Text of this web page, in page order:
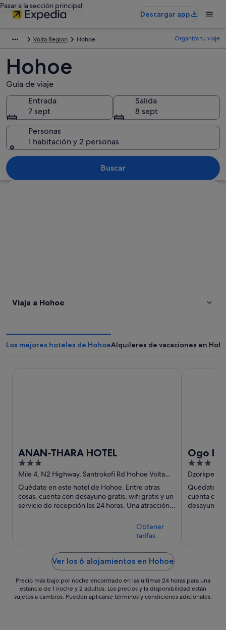
Pasar a la sección principal
Descargar app
Volta Region Hohoe Organiza tu viaje
Hohoe
Guía de viaje
Entrada
7 sept
Salida
8 sept
Personas
1 habitación y 2 personas
Buscar
Viaja a Hohoe
Los mejores hoteles de HohoeAlquileres de vacaciones en
ANAN-THARA HOTEL
3
out
of
5
Mile 4, N2 Highway, Santrokofi Rd Hohoe Volta
Region
Quédate en este hotel de Hohoe. Entre otras
cosas, cuenta con desayuno gratis, wifi gratis y un
servicio de recepción las 24 horas. Una atracción
Obtener
tarifas
Ogo
3
out
of
5
Dzorkpe
Region
Quédate
cuenta con
desayuno.
Ver los 6 alojamientos en Hohoe
Precio más bajo por noche encontrado en las últimas 24 horas para una
estancia de 1 noche y 2 adultos. Los precios y la disponibilidad están
sujetos a cambios. Pueden aplicarse términos y condiciones adicionales.